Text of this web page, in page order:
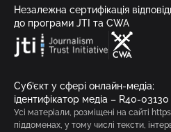
Незалежна сертифікація
до програми JTI та CWA
Суб’єкт у сфері онлайн-медіа;
ідентифікатор медіа – R40-03130
Усі матеріали, розміщені на сайті
піддоменах, у тому числі тексти,